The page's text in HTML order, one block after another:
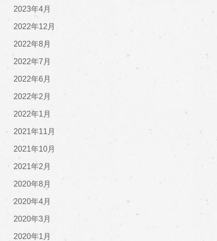
2023年4月
2022年12月
2022年8月
2022年7月
2022年6月
2022年2月
2022年1月
2021年11月
2021年10月
2021年2月
2020年8月
2020年4月
2020年3月
2020年1月